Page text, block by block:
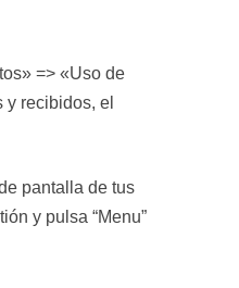
=> «Uso de
recibidos, el
pantalla de tus
y pulsa “Menu”